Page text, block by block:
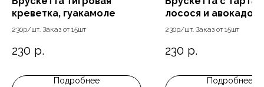
креветка, гуакамоле
230р/шт. Заказ от 15шт
230 р.
Подробнее
лосося и авокадо
230р/шт. Заказ от 15шт
230 р.
Подробнее